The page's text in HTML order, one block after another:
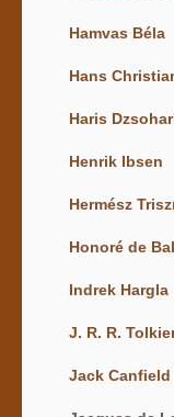
Hamvas Béla
Hans
Haris
Henrik Ibsen
Hermész
Honoré de
Indrek Hargla
J. R. R.
Jack Canfield